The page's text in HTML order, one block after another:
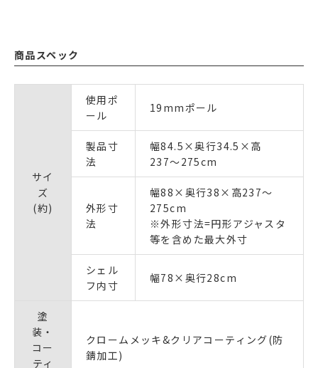
商品スペック
サイ
ズ
(約)
使用ポ
ール
19mmポール
製品寸
法
幅84.5×奥行34.5×高
237〜275cm
外形寸
法
幅88×奥行38×高237〜
275cm
※外形寸法=円形アジャスタ
等を含めた最大外寸
シェル
フ内寸
幅78×奥行28cm
塗
装・
コー
ティ
クロームメッキ&クリアコーティング(防
錆加工)